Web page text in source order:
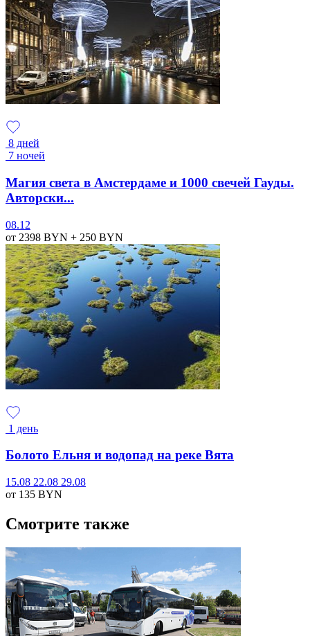
8 дней
7 ночей
Магия света в Амстердаме и 1000 свечей Гауды.
Авторски...
08.12
от 2398 BYN + 250 BYN
1 день
Болото Ельня и водопад на реке Вята
15.08 22.08 29.08
от 135 BYN
Смотрите также